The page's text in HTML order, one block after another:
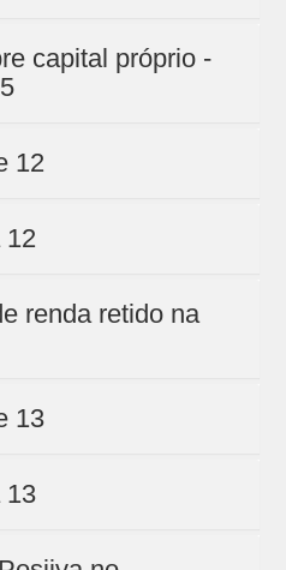
capital próprio -
12
12
renda retido na
13
13